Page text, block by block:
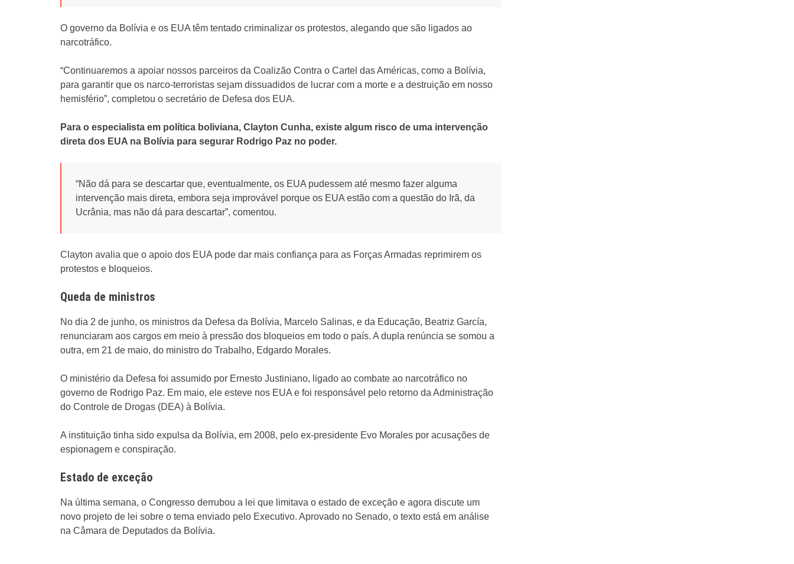
O governo da Bolívia e os EUA têm tentado criminalizar os protestos, alegando que são ligados ao
narcotráfico.
“Continuaremos a apoiar nossos parceiros da Coalizão Contra o Cartel das Américas, como a Bolívia,
para garantir que os narco-terroristas sejam dissuadidos de lucrar com a morte e a destruição em nosso
hemisfério”, completou o secretário de Defesa dos EUA.
Para o especialista em política boliviana, Clayton Cunha, existe algum risco de uma intervenção
direta dos EUA na Bolívia para segurar Rodrigo Paz no poder.
“Não dá para se descartar que, eventualmente, os EUA pudessem até mesmo fazer alguma
intervenção mais direta, embora seja improvável porque os EUA estão com a questão do Irã, da
Ucrânia, mas não dá para descartar”, comentou.
Clayton avalia que o apoio dos EUA pode dar mais confiança para as Forças Armadas reprimirem os
protestos e bloqueios.
Queda de ministros
No dia 2 de junho, os ministros da Defesa da Bolívia, Marcelo Salinas, e da Educação, Beatriz García,
renunciaram aos cargos em meio à pressão dos bloqueios em todo o país. A dupla renúncia se somou a
outra, em 21 de maio, do ministro do Trabalho, Edgardo Morales.
O ministério da Defesa foi assumido por Ernesto Justiniano, ligado ao combate ao narcotráfico no
governo de Rodrigo Paz. Em maio, ele esteve nos EUA e foi responsável pelo retorno da Administração
do Controle de Drogas (DEA) à Bolívia.
A instituição tinha sido expulsa da Bolívia, em 2008, pelo ex-presidente Evo Morales por acusações de
espionagem e conspiração.
Estado de exceção
Na última semana, o Congresso derrubou a lei que limitava o estado de exceção e agora discute um
novo projeto de lei sobre o tema enviado pelo Executivo. Aprovado no Senado, o texto está em análise
na Câmara de Deputados da Bolívia.